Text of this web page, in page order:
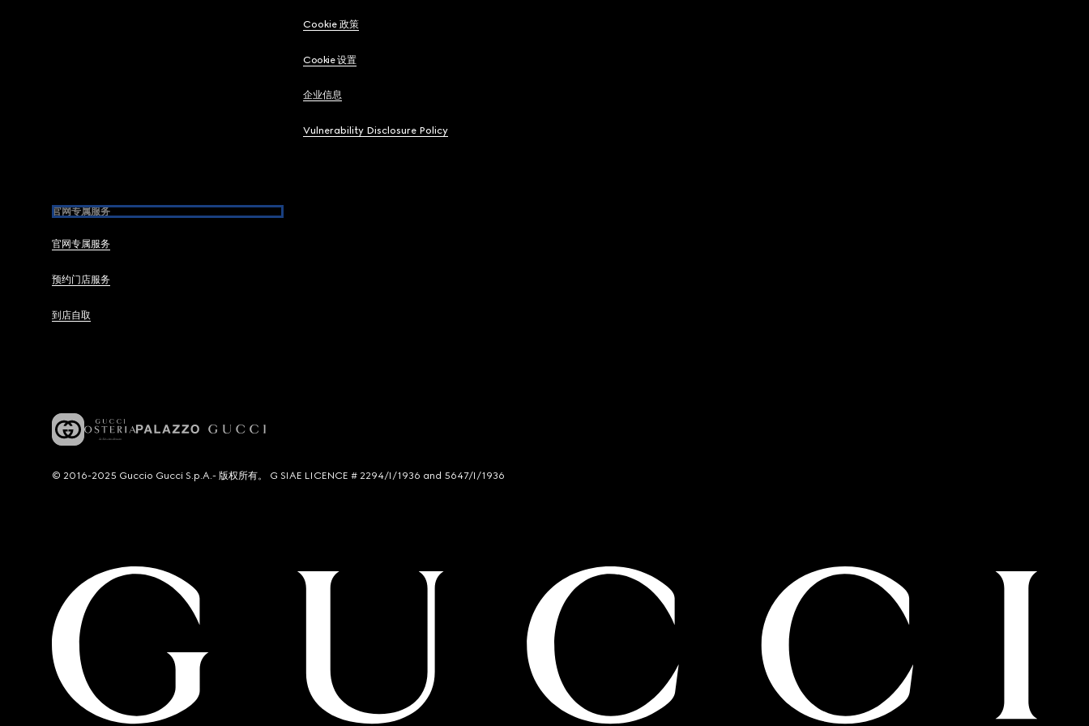
Cookie 政策
Cookie 设置
企业信息
Vulnerability Disclosure Policy
官网专属服务
官网专属服务
预约门店服务
到店自取
© 2016-2025 Guccio Gucci S.p.A.- 版权所有。 G SIAE LICENCE # 2294/I/1936 and 5647/I/1936